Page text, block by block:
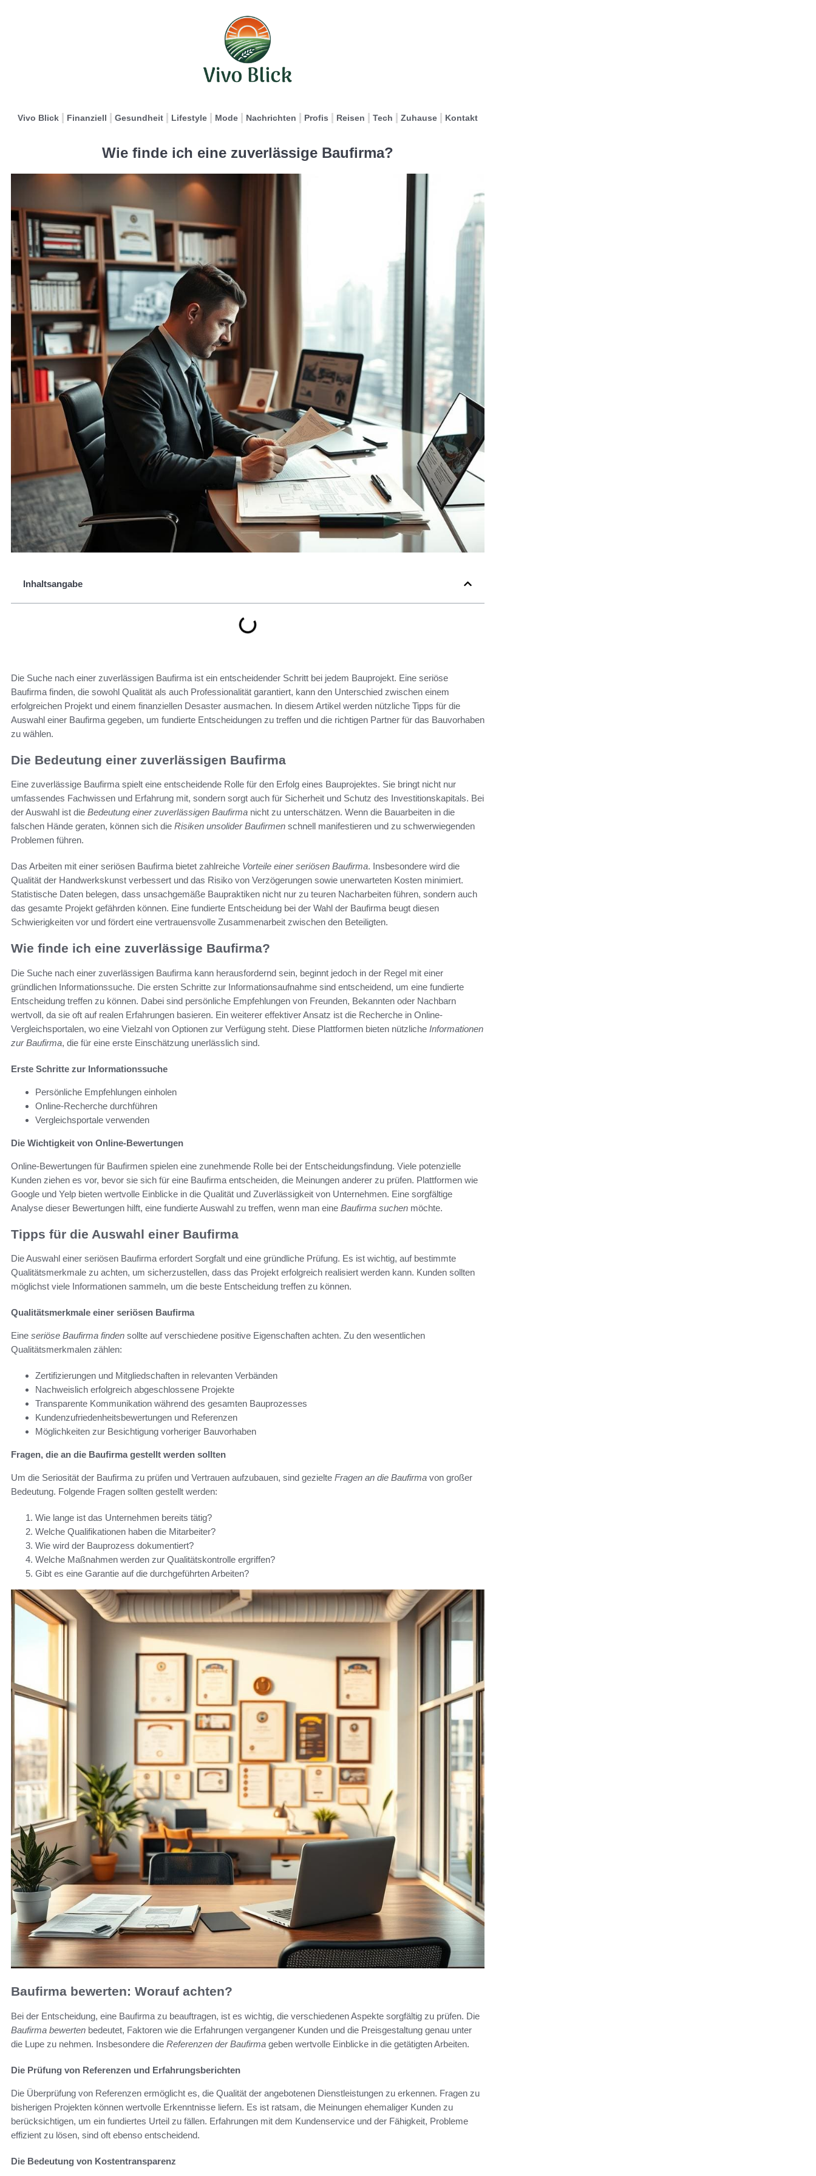
Vivo Blick Finanziell Gesundheit Lifestyle Mode Nachrichten Profis Reisen Tech Zuhause Kontakt
Wie finde ich eine zuverlässige Baufirma?
Inhaltsangabe
Die Suche nach einer zuverlässigen Baufirma ist ein entscheidender Schritt bei jedem Bauprojekt. Eine seriöse
Baufirma finden, die sowohl Qualität als auch Professionalität garantiert, kann den Unterschied zwischen einem
erfolgreichen Projekt und einem finanziellen Desaster ausmachen. In diesem Artikel werden nützliche Tipps für die
Auswahl einer Baufirma gegeben, um fundierte Entscheidungen zu treffen und die richtigen Partner für das Bauvorhaben
zu wählen.
Die Bedeutung einer zuverlässigen Baufirma
Eine zuverlässige Baufirma spielt eine entscheidende Rolle für den Erfolg eines Bauprojektes. Sie bringt nicht nur
umfassendes Fachwissen und Erfahrung mit, sondern sorgt auch für Sicherheit und Schutz des Investitionskapitals. Bei
der Auswahl ist die Bedeutung einer zuverlässigen Baufirma nicht zu unterschätzen. Wenn die Bauarbeiten in die
falschen Hände geraten, können sich die Risiken unsolider Baufirmen schnell manifestieren und zu schwerwiegenden
Problemen führen.
Das Arbeiten mit einer seriösen Baufirma bietet zahlreiche Vorteile einer seriösen Baufirma. Insbesondere wird die
Qualität der Handwerkskunst verbessert und das Risiko von Verzögerungen sowie unerwarteten Kosten minimiert.
Statistische Daten belegen, dass unsachgemäße Baupraktiken nicht nur zu teuren Nacharbeiten führen, sondern auch
das gesamte Projekt gefährden können. Eine fundierte Entscheidung bei der Wahl der Baufirma beugt diesen
Schwierigkeiten vor und fördert eine vertrauensvolle Zusammenarbeit zwischen den Beteiligten.
Wie finde ich eine zuverlässige Baufirma?
Die Suche nach einer zuverlässigen Baufirma kann herausfordernd sein, beginnt jedoch in der Regel mit einer
gründlichen Informationssuche. Die ersten Schritte zur Informationsaufnahme sind entscheidend, um eine fundierte
Entscheidung treffen zu können. Dabei sind persönliche Empfehlungen von Freunden, Bekannten oder Nachbarn
wertvoll, da sie oft auf realen Erfahrungen basieren. Ein weiterer effektiver Ansatz ist die Recherche in Online-
Vergleichsportalen, wo eine Vielzahl von Optionen zur Verfügung steht. Diese Plattformen bieten nützliche Informationen
zur Baufirma, die für eine erste Einschätzung unerlässlich sind.
Erste Schritte zur Informationssuche
Persönliche Empfehlungen einholen
Online-Recherche durchführen
Vergleichsportale verwenden
Die Wichtigkeit von Online-Bewertungen
Online-Bewertungen für Baufirmen spielen eine zunehmende Rolle bei der Entscheidungsfindung. Viele potenzielle
Kunden ziehen es vor, bevor sie sich für eine Baufirma entscheiden, die Meinungen anderer zu prüfen. Plattformen wie
Google und Yelp bieten wertvolle Einblicke in die Qualität und Zuverlässigkeit von Unternehmen. Eine sorgfältige
Analyse dieser Bewertungen hilft, eine fundierte Auswahl zu treffen, wenn man eine Baufirma suchen möchte.
Tipps für die Auswahl einer Baufirma
Die Auswahl einer seriösen Baufirma erfordert Sorgfalt und eine gründliche Prüfung. Es ist wichtig, auf bestimmte
Qualitätsmerkmale zu achten, um sicherzustellen, dass das Projekt erfolgreich realisiert werden kann. Kunden sollten
möglichst viele Informationen sammeln, um die beste Entscheidung treffen zu können.
Qualitätsmerkmale einer seriösen Baufirma
Eine seriöse Baufirma finden sollte auf verschiedene positive Eigenschaften achten. Zu den wesentlichen
Qualitätsmerkmalen zählen:
Zertifizierungen und Mitgliedschaften in relevanten Verbänden
Nachweislich erfolgreich abgeschlossene Projekte
Transparente Kommunikation während des gesamten Bauprozesses
Kundenzufriedenheitsbewertungen und Referenzen
Möglichkeiten zur Besichtigung vorheriger Bauvorhaben
Fragen, die an die Baufirma gestellt werden sollten
Um die Seriosität der Baufirma zu prüfen und Vertrauen aufzubauen, sind gezielte Fragen an die Baufirma von großer
Bedeutung. Folgende Fragen sollten gestellt werden:
Wie lange ist das Unternehmen bereits tätig?
Welche Qualifikationen haben die Mitarbeiter?
Wie wird der Bauprozess dokumentiert?
Welche Maßnahmen werden zur Qualitätskontrolle ergriffen?
Gibt es eine Garantie auf die durchgeführten Arbeiten?
Baufirma bewerten: Worauf achten?
Bei der Entscheidung, eine Baufirma zu beauftragen, ist es wichtig, die verschiedenen Aspekte sorgfältig zu prüfen. Die
Baufirma bewerten bedeutet, Faktoren wie die Erfahrungen vergangener Kunden und die Preisgestaltung genau unter
die Lupe zu nehmen. Insbesondere die Referenzen der Baufirma geben wertvolle Einblicke in die getätigten Arbeiten.
Die Prüfung von Referenzen und Erfahrungsberichten
Die Überprüfung von Referenzen ermöglicht es, die Qualität der angebotenen Dienstleistungen zu erkennen. Fragen zu
bisherigen Projekten können wertvolle Erkenntnisse liefern. Es ist ratsam, die Meinungen ehemaliger Kunden zu
berücksichtigen, um ein fundiertes Urteil zu fällen. Erfahrungen mit dem Kundenservice und der Fähigkeit, Probleme
effizient zu lösen, sind oft ebenso entscheidend.
Die Bedeutung von Kostentransparenz